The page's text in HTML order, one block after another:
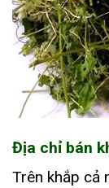
Địa chỉ bán
Trên khắp cả